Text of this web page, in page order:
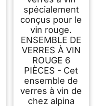
spécialement
conçus pour le
vin rouge.
ENSEMBLE DE
VERRES À VIN
ROUGE 6
PIÈCES - Cet
ensemble de
verres à vin de
chez alpina